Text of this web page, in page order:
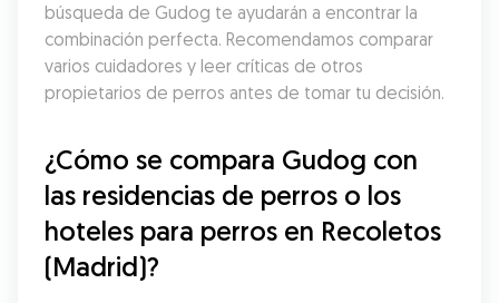
búsqueda de Gudog te ayudarán a encontrar la
combinación perfecta. Recomendamos comparar
varios cuidadores y leer críticas de otros
propietarios de perros antes de tomar tu decisión.
¿Cómo se compara Gudog con
las residencias de perros o los
hoteles para perros en Recoletos
(Madrid)?